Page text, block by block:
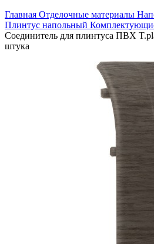
Главная Отделочные материалы
Плинтус напольный
Соединитель для плинтуса ПВХ
штука